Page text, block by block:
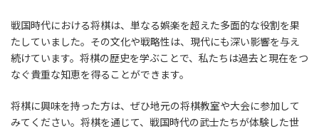
戦国時代における将棋は、単なる娯楽を超えた多面的な役割を果
たしていました。その文化や戦略性は、現代にも深い影響を与え
続けています。将棋の歴史を学ぶことで、私たちは過去と現在をつ
なぐ貴重な知恵を得ることができます。
将棋に興味を持った方は、ぜひ地元の将棋教室や大会に参加して
みてください。将棋を通じて、戦国時代の武士たちが体験した世